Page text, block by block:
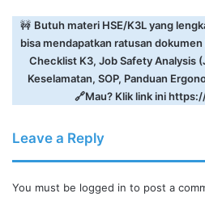
🚧 Butuh materi HSE/K3L yang
bisa mendapatkan ratusan
Checklist K3, Job Safety Analysis
Keselamatan, SOP, Panduan
🔗Mau? Klik link ini
Leave a Reply
You must be logged in to post a